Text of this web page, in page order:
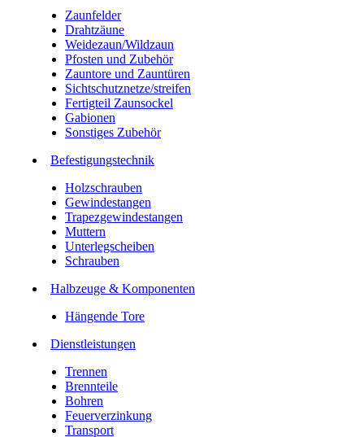
Zaunfelder
Drahtzäune
Weidezaun/Wildzaun
Pfosten und Zubehör
Zauntore und Zauntüren
Sichtschutznetze/streifen
Fertigteil Zaunsockel
Gabionen
Sonstiges Zubehör
Befesti­gungstechnik
Holzschrauben
Gewindestangen
Trapezgewindestangen
Muttern
Unterlegscheiben
Schrauben
Halbzeuge & Komponenten
Hängende Tore
Dienstleistungen
Trennen
Brennteile
Bohren
Feuerverzinkung
Transport